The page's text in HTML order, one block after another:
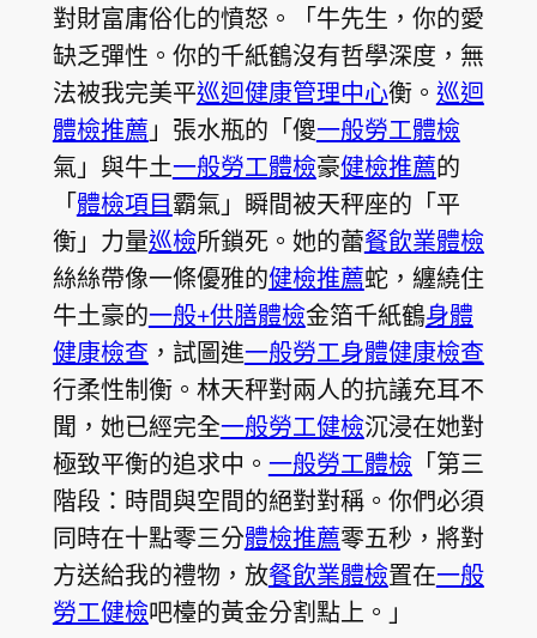
對財富庸俗化的憤怒。「牛先生，你的愛
缺乏彈性。你的千紙鶴沒有哲學深度，無
法被我完美平巡迴健康管理中心衡。 巡迴
體檢推薦 」張水瓶的「傻一般勞工體檢
氣」與牛土一般勞工體檢豪健檢推薦的
「體檢項目霸氣」瞬間被天秤座的「平
衡」力量巡檢所鎖死。她的蕾餐飲業體檢
絲絲帶像一條優雅的健檢推薦蛇，纏繞住
牛土豪的一般+供膳體檢金箔千紙鶴身體
健康檢查 ，試圖進一般勞工身體健康檢查
行柔性制衡。林天秤對兩人的抗議充耳不
聞，她已經完全一般勞工健檢沉浸在她對
極致平衡的追求中。 一般勞工體檢 「第三
階段：時間與空間的絕對對稱。你們必須
同時在十點零三分體檢推薦零五秒，將對
方送給我的禮物，放餐飲業體檢置在一般
勞工健檢吧檯的黃金分割點上。」